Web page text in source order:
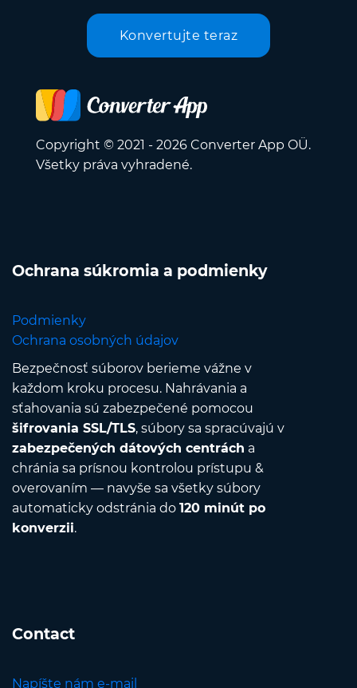
Konvertujte teraz
Copyright © 2021 - 2026 Converter App OÜ.
Všetky práva vyhradené.
Ochrana súkromia a podmienky
Podmienky
Ochrana osobných údajov
Bezpečnosť súborov berieme vážne v
každom kroku procesu. Nahrávania a
sťahovania sú zabezpečené pomocou
šifrovania SSL/TLS, súbory sa spracúvajú v
zabezpečených dátových centrách a
chránia sa prísnou kontrolou prístupu &
overovaním — navyše sa všetky súbory
automaticky odstránia do 120 minút po
konverzii.
Contact
Napíšte nám e-mail